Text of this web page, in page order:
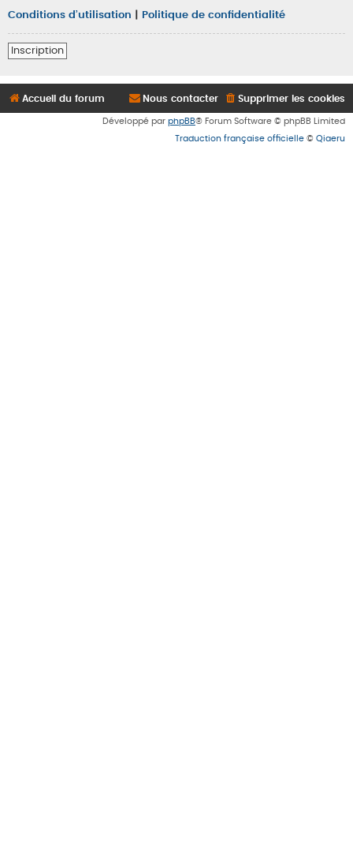
Conditions d’utilisation Politique de confidentialité
Inscription
Accueil du forum Supprimer les cookies
Nous contacter
Développé par phpBB® Forum Software © phpBB Limited
Traduction française officielle © Qiaeru